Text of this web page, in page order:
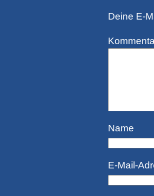
Deine E-
Name
E-Mail-